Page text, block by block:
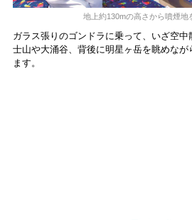
地上約130mの高さから噴煙地
ガラス張りのゴンドラに乗って、いざ空
士山や大涌谷、背後に明星ヶ岳を眺めなが
ます。